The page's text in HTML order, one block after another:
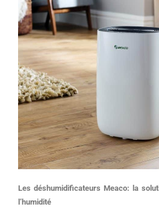
Les déshumidificateurs Meaco: la
l’humidité